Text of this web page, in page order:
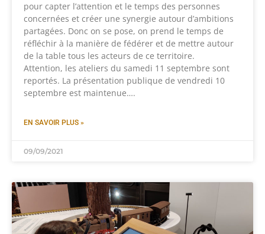
pour capter l’attention et le temps des personnes
concernées et créer une synergie autour d’ambitions
partagées. Donc on se pose, on prend le temps de
réfléchir à la manière de fédérer et de mettre autour
de la table tous les acteurs de ce territoire.
Attention, les ateliers du samedi 11 septembre sont
reportés. La présentation publique de vendredi 10
septembre est maintenue….
EN SAVOIR PLUS »
09/09/2021